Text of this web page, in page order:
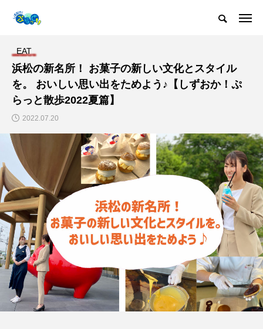
EAT
浜松の新名所！ お菓子の新しい文化とスタイル
を。 おいしい思い出をためよう♪【しずおか！ぷ
らっと散歩2022夏篇】
2022.07.20